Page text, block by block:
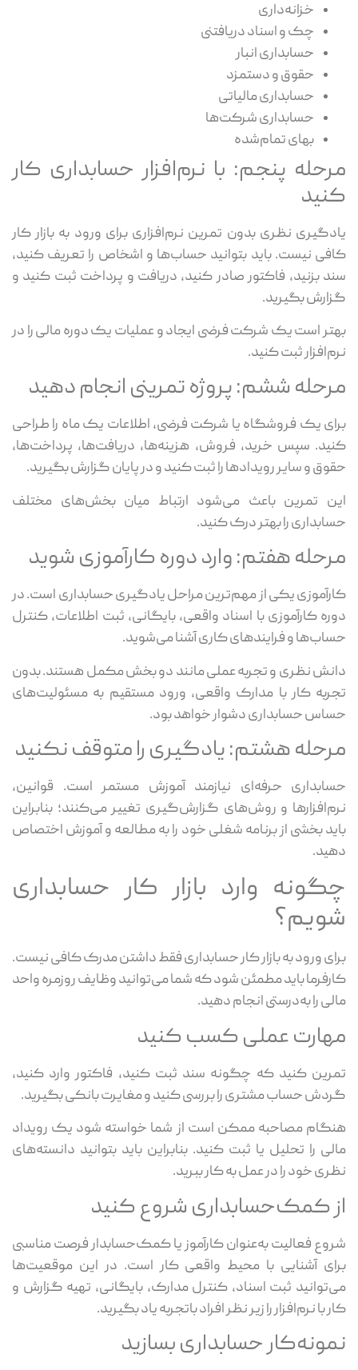
خزانه‌داری
چک و اسناد دریافتنی
حسابداری انبار
حقوق و دستمزد
حسابداری مالیاتی
حسابداری شرکت‌ها
بهای تمام‌شده
مرحله پنجم: با نرم‌افزار حسابداری کار
کنید
یادگیری نظری بدون تمرین نرم‌افزاری برای ورود به بازار کار
کافی نیست. باید بتوانید حساب‌ها و اشخاص را تعریف کنید،
سند بزنید، فاکتور صادر کنید، دریافت و پرداخت ثبت کنید و
گزارش بگیرید.
بهتر است یک شرکت فرضی ایجاد و عملیات یک دوره مالی را در
نرم‌افزار ثبت کنید.
مرحله ششم: پروژه تمرینی انجام دهید
برای یک فروشگاه یا شرکت فرضی، اطلاعات یک ماه را طراحی
کنید. سپس خرید، فروش، هزینه‌ها، دریافت‌ها، پرداخت‌ها،
حقوق و سایر رویدادها را ثبت کنید و در پایان گزارش بگیرید.
این تمرین باعث می‌شود ارتباط میان بخش‌های مختلف
حسابداری را بهتر درک کنید.
مرحله هفتم: وارد دوره کارآموزی شوید
کارآموزی یکی از مهم‌ترین مراحل یادگیری حسابداری است. در
دوره کارآموزی با اسناد واقعی، بایگانی، ثبت اطلاعات، کنترل
حساب‌ها و فرایندهای کاری آشنا می‌شوید.
دانش نظری و تجربه عملی مانند دو بخش مکمل هستند. بدون
تجربه کار با مدارک واقعی، ورود مستقیم به مسئولیت‌های
حساس حسابداری دشوار خواهد بود.
مرحله هشتم: یادگیری را متوقف نکنید
حسابداری حرفه‌ای نیازمند آموزش مستمر است. قوانین،
نرم‌افزارها و روش‌های گزارش‌گیری تغییر می‌کنند؛ بنابراین
باید بخشی از برنامه شغلی خود را به مطالعه و آموزش اختصاص
دهید.
چگونه وارد بازار کار حسابداری
شویم؟
برای ورود به بازار کار حسابداری فقط داشتن مدرک کافی نیست.
کارفرما باید مطمئن شود که شما می‌توانید وظایف روزمره واحد
مالی را به‌درستی انجام دهید.
مهارت عملی کسب کنید
تمرین کنید که چگونه سند ثبت کنید، فاکتور وارد کنید،
گردش حساب مشتری را بررسی کنید و مغایرت بانکی بگیرید.
هنگام مصاحبه ممکن است از شما خواسته شود یک رویداد
مالی را تحلیل یا ثبت کنید. بنابراین باید بتوانید دانسته‌های
نظری خود را در عمل به کار ببرید.
از کمک‌حسابداری شروع کنید
شروع فعالیت به‌عنوان کارآموز یا کمک‌حسابدار فرصت مناسبی
برای آشنایی با محیط واقعی کار است. در این موقعیت‌ها
می‌توانید ثبت اسناد، کنترل مدارک، بایگانی، تهیه گزارش و
کار با نرم‌افزار را زیر نظر افراد باتجربه یاد بگیرید.
نمونه‌کار حسابداری بسازید